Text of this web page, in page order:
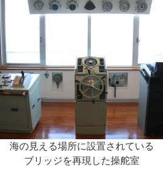
海の見える場所に設置されている
ブリッジを再現した操舵室